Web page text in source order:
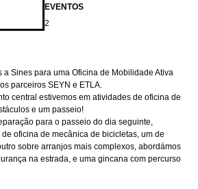
EVENTOS
2
a Sines para uma Oficina de Mobilidade Ativa
parceiros SEYN e ETLA.
central estivemos em atividades de oficina de
e um passeio!
para o passeio do dia seguinte,
oficina de mecânica de bicicletas, um de
sobre arranjos mais complexos, abordámos
na estrada, e uma gincana com percurso